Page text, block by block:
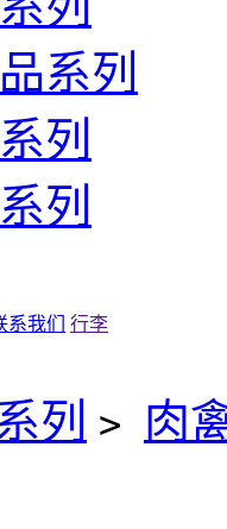
系列
列
列
系我们
行李
列 > 肉